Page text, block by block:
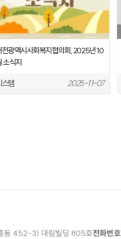
전광역시사회복지협의회, 2025년 10
소식지
스템 2025-11-07
동 452-3) 대림빌딩 805호전화번호